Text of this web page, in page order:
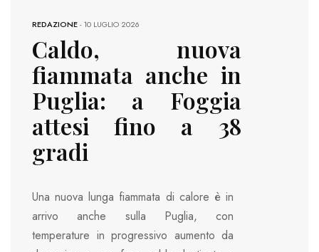
REDAZIONE-10 LUGLIO 2026
Caldo, nuova
fiammata anche in
Puglia: a Foggia
attesi fino a 38
gradi
Una nuova lunga fiammata di calore è in
arrivo anche sulla Puglia, con
temperature in progressivo aumento da